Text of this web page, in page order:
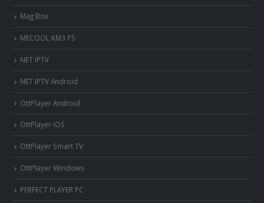
Mag Box
MECOOL KM3 PS
NET IPTV
NET IPTV Android
OttPlayer Android
OttPlayer iOS
OttPlayer Smart TV
OttPlayer Windows
PERFECT PLAYER PC